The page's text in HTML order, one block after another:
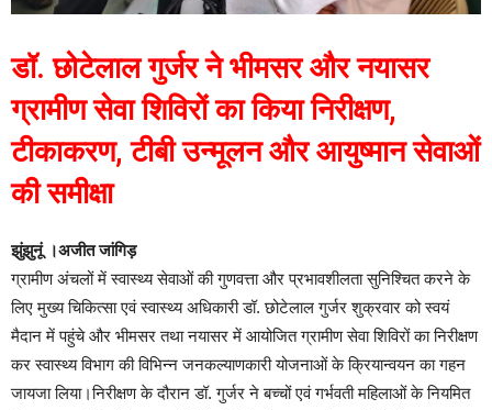
डॉ. छोटेलाल गुर्जर ने भीमसर और नयासर
ग्रामीण सेवा शिविरों का किया निरीक्षण,
टीकाकरण, टीबी उन्मूलन और आयुष्मान सेवाओं
की समीक्षा
झुंझुनूं ।अजीत जांगिड़
ग्रामीण अंचलों में स्वास्थ्य सेवाओं की गुणवत्ता और प्रभावशीलता सुनिश्चित करने के
लिए मुख्य चिकित्सा एवं स्वास्थ्य अधिकारी डॉ. छोटेलाल गुर्जर शुक्रवार को स्वयं
मैदान में पहुंचे और भीमसर तथा नयासर में आयोजित ग्रामीण सेवा शिविरों का निरीक्षण
कर स्वास्थ्य विभाग की विभिन्न जनकल्याणकारी योजनाओं के क्रियान्वयन का गहन
जायजा लिया।निरीक्षण के दौरान डॉ. गुर्जर ने बच्चों एवं गर्भवती महिलाओं के नियमित